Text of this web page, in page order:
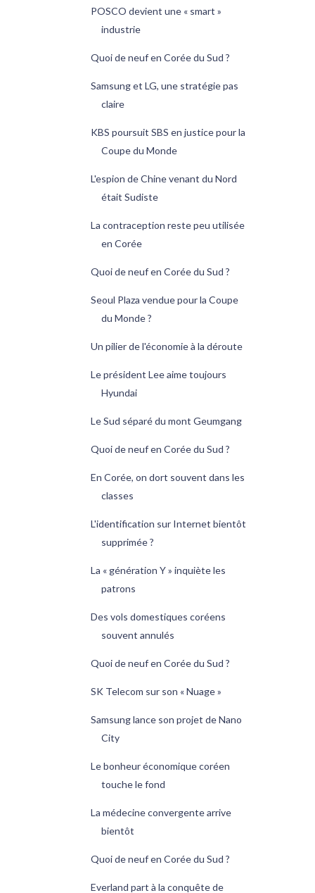
POSCO devient une « smart »
industrie
Quoi de neuf en Corée du Sud ?
Samsung et LG, une stratégie pas
claire
KBS poursuit SBS en justice pour la
Coupe du Monde
L'espion de Chine venant du Nord
était Sudiste
La contraception reste peu utilisée
en Corée
Quoi de neuf en Corée du Sud ?
Seoul Plaza vendue pour la Coupe
du Monde ?
Un pilier de l'économie à la déroute
Le président Lee aime toujours
Hyundai
Le Sud séparé du mont Geumgang
Quoi de neuf en Corée du Sud ?
En Corée, on dort souvent dans les
classes
L'identification sur Internet bientôt
supprimée ?
La « génération Y » inquiète les
patrons
Des vols domestiques coréens
souvent annulés
Quoi de neuf en Corée du Sud ?
SK Telecom sur son « Nuage »
Samsung lance son projet de Nano
City
Le bonheur économique coréen
touche le fond
La médecine convergente arrive
bientôt
Quoi de neuf en Corée du Sud ?
Everland part à la conquête de